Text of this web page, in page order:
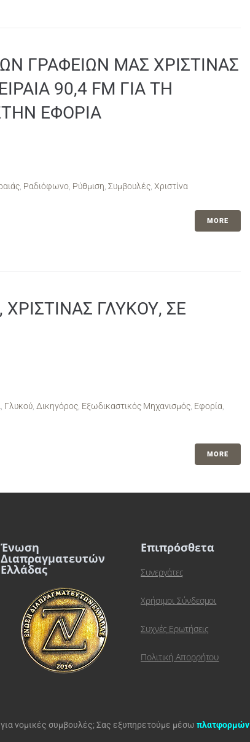
ΓΡΑΦΕΙΩΝ ΜΑΣ ΧΡΙΣΤΙΝΑΣ
90,4 FM ΓΙΑ ΤΗ
ΕΦΟΡΙΑ
Ραδιόφωνο Ρύθμιση Συμβουλές Χριστίνα
MORE
ΓΛΥΚΟΥ, ΣΕ
Γλυκού Δικηγόρος Εξωδικαστικός Μηχανισμός Εφορία
MORE
Ένωση
Διαπραγματευτών
Ελλάδας
Επιπρόσθετα
Συνεργάτες
Χρήσιμοι Σύνδεσμοι
Συχνές Ερωτήσεις
Πολιτική Απορρήτου
νομικές συμβουλές; Σας εξυπηρετούμε μέσω πλατφορμών